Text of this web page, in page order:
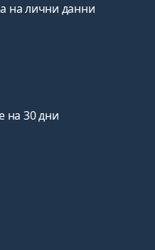
на лични данни
на 30 дни